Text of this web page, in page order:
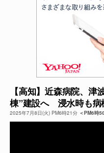
イ
FNNビデ
ご意見・
よ
【高知】近森病院、津
棟”建設へ 浸水時も病
2025年7月8日(火) PM6時21分 ＜PM6時